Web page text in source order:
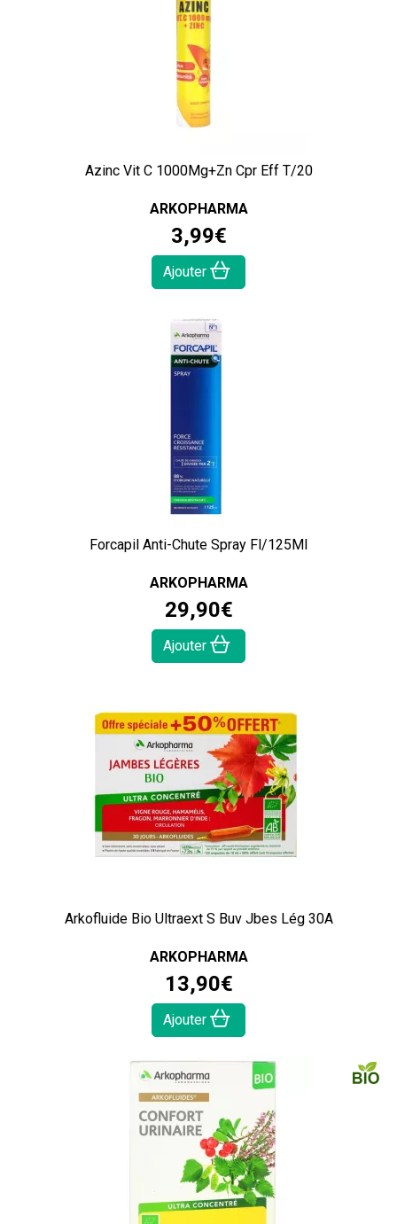
Azinc Vit C 1000Mg+Zn Cpr Eff T/20
ARKOPHARMA
3,99€
Ajouter
Forcapil Anti-Chute Spray Fl/125Ml
ARKOPHARMA
29,90€
Ajouter
Arkofluide Bio Ultraext S Buv Jbes Lég 30A
ARKOPHARMA
13,90€
Ajouter